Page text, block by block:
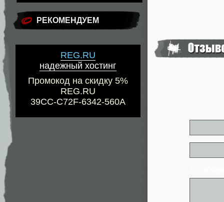
РЕКОМЕНДУЕМ
REG.RU
надежный хостинг
Промокод на скидку 5%
REG.RU
39CC-C72F-6342-560A